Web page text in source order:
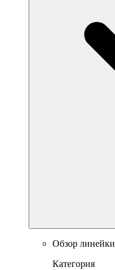
Обзор линейки
Категория